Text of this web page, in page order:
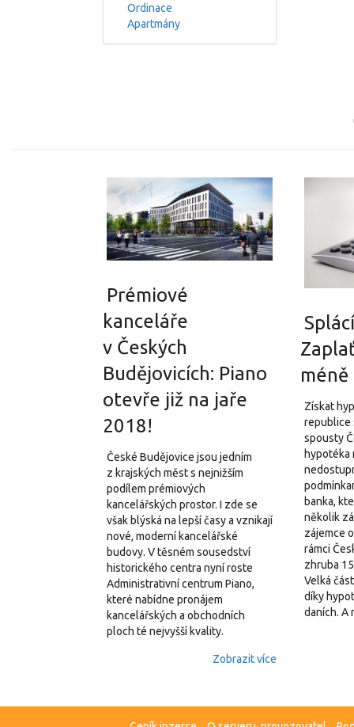
Ordinace
Apartmány
Prémiové
kanceláře
v Českých
Budějovicích: Piano
otevře již na jaře
2018!
České Budějovice jsou jedním
z krajských měst s nejnižším
podílem prémiových
kancelářských prostor. I zde se
však blýská na lepší časy a vznikají
nové, moderní kancelářské
budovy. V těsném sousedství
historického centra nyní roste
Administrativní centrum Piano,
které nabídne pronájem
kancelářských a obchodních
ploch té nejvyšší kvality.
Zobrazit více
méně
Získat
republice
spousty
hypotéka
banka,
několik
zájemce
rámci
zhruba
Velká
díky
daních. A